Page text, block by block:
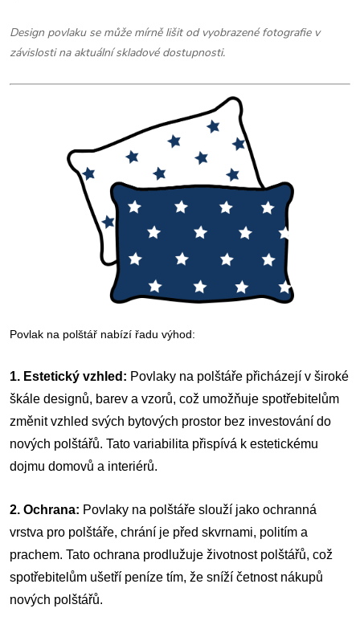
Design povlaku se může mírně lišit od vyobrazené fotografie v
závislosti na aktuální skladové dostupnosti.
Povlak na polštář nabízí řadu výhod:
1. Estetický vzhled: Povlaky na polštáře přicházejí v široké
škále designů, barev a vzorů, což umožňuje spotřebitelům
změnit vzhled svých bytových prostor bez investování do
nových polštářů. Tato variabilita přispívá k estetickému
dojmu domovů a interiérů.
2. Ochrana: Povlaky na polštáře slouží jako ochranná
vrstva pro polštáře, chrání je před skvrnami, politím a
prachem. Tato ochrana prodlužuje životnost polštářů, což
spotřebitelům ušetří peníze tím, že sníží četnost nákupů
nových polštářů.